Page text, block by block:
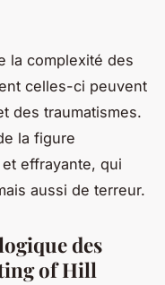
la complexité des
celles-ci peuvent
des traumatismes.
la figure
effrayante, qui
aussi de terreur.
des
of Hill